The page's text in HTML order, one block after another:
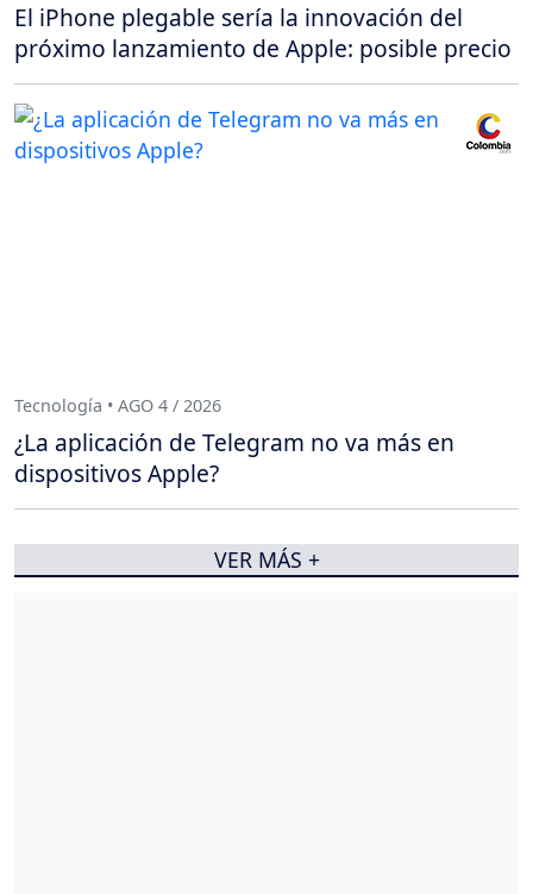
El iPhone plegable sería la innovación del
próximo lanzamiento de Apple: posible precio
Tecnología • AGO 4 / 2026
¿La aplicación de Telegram no va más en
dispositivos Apple?
VER MÁS +